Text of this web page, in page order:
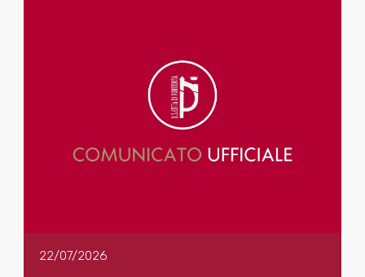
22/07/2026